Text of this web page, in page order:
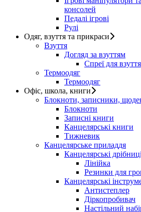
консолей
Педалі ігрові
Рулі
Одяг, взуття та прикраси
Взуття
Догляд за взуттям
Спреї для взуття
Термоодяг
Термоодяг
Офіс, школа, книги
Блокноти, записники,
Блокноти
Записні книги
Канцелярські книги
Тижневик
Канцелярське приладдя
Канцелярські дрібниці
Лінійка
Резинки для
Канцелярські
Антистеплер
Діркопробивач
Настільний